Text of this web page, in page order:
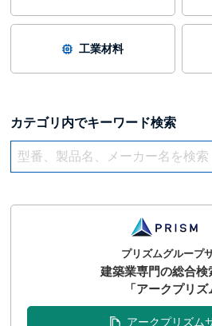
工業材料
カテゴリ内でキーワード検索
プリズムグループ
建築業専門の総合検
「アークプリズ
アークプリズム